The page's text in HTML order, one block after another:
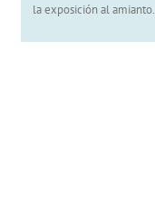
la exposición al amianto.